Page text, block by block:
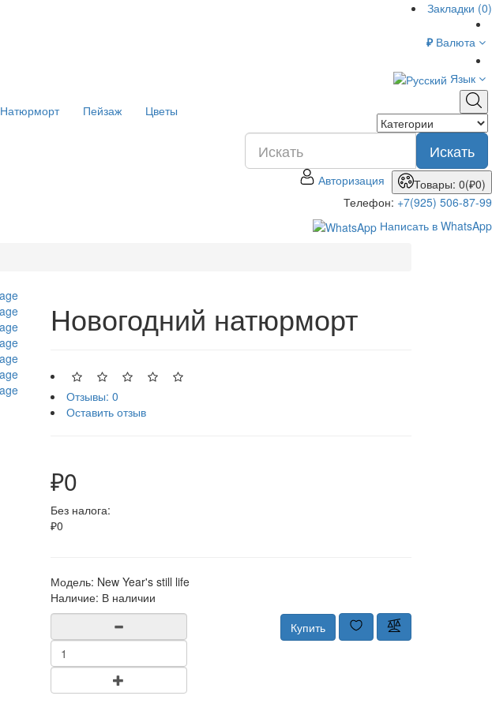
Закладки (0)
₽ Валюта
Язык
Натюрморт Пейзаж Цветы
Искать
Авторизация
Товары: 0(₽0)
Телефон: +7(925) 506-87-99
Написать в WhatsApp
Новогодний натюрморт
Отзывы: 0
Оставить отзыв
₽0
Без налога:
₽0
Модель: New Year's still life
Наличие: В наличии
Купить